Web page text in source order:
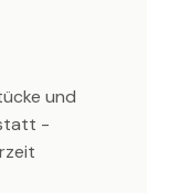
und
-